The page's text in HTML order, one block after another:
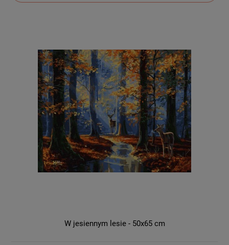
W jesiennym lesie - 50x65 cm